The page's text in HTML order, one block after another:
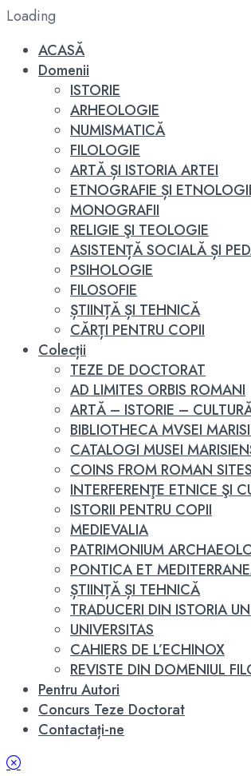
Loading
ACASĂ
Domenii
ISTORIE
ARHEOLOGIE
NUMISMATICĂ
FILOLOGIE
ARTĂ ȘI ISTORIA ARTEI
ETNOGRAFIE ȘI
MONOGRAFII
RELIGIE ŞI TEOLOGIE
ASISTENȚĂ SOCIALĂ ȘI
PSIHOLOGIE
FILOSOFIE
ȘTIINȚĂ ȘI TEHNICĂ
CĂRȚI PENTRU COPII
Colecții
TEZE DE DOCTORAT
AD LIMITES ORBIS ROMANI
ARTĂ – ISTORIE –
BIBLIOTHECA MVSEI
CATALOGI MUSEI
COINS FROM ROMAN
INTERFERENŢE ETNICE ŞI
ISTORII PENTRU COPII
MEDIEVALIA
PATRIMONIUM
PONTICA ET
ȘTIINȚĂ ȘI TEHNICĂ
TRADUCERI DIN ISTORIA
UNIVERSITAS
CAHIERS DE L’ECHINOX
REVISTE DIN DOMENIUL
Pentru Autori
Concurs Teze Doctorat
Contactați-ne